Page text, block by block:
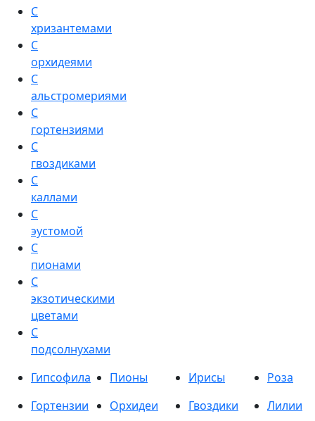
С
хризантемами
С
орхидеями
С
альстромериями
С
гортензиями
С
гвоздиками
С
каллами
С
эустомой
С
пионами
С
экзотическими
цветами
С
подсолнухами
Гипсофила
Пионы Ирисы
Роза
Гортензии
Орхидеи Гвоздики
Лилии